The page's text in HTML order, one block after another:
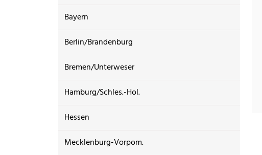
Bayern
Berlin/Brandenburg
Bremen/Unterweser
Hamburg/Schles.-Hol.
Hessen
Mecklenburg-Vorpom.